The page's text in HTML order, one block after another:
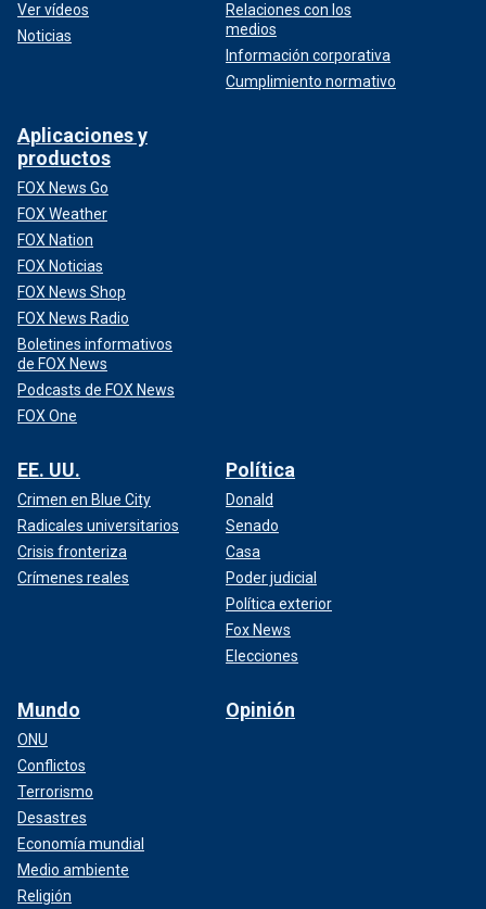
Ver vídeos
Noticias
Relaciones con los
medios
Información corporativa
Cumplimiento normativo
Aplicaciones y
productos
FOX News Go
FOX Weather
FOX Nation
FOX Noticias
FOX News Shop
FOX News Radio
Boletines informativos
de FOX News
Podcasts de FOX News
FOX One
EE. UU.
Crimen en Blue City
Radicales universitarios
Crisis fronteriza
Crímenes reales
Política
Donald
Senado
Casa
Poder judicial
Política exterior
Fox News
Elecciones
Mundo
ONU
Conflictos
Terrorismo
Desastres
Economía mundial
Medio ambiente
Religión
Opinión